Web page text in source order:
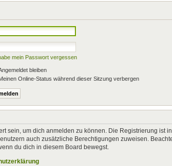
mein Passwort vergessen
bleiben
Online-Status während dieser Sitzung verbergen
sein, um dich anmelden zu können. Die Registrierung
auch zusätzliche Berechtigungen zuweisen.
du dich in diesem Board bewegst.